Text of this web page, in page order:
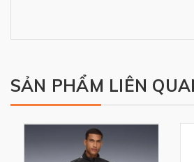
SẢN PHẨM LIÊN